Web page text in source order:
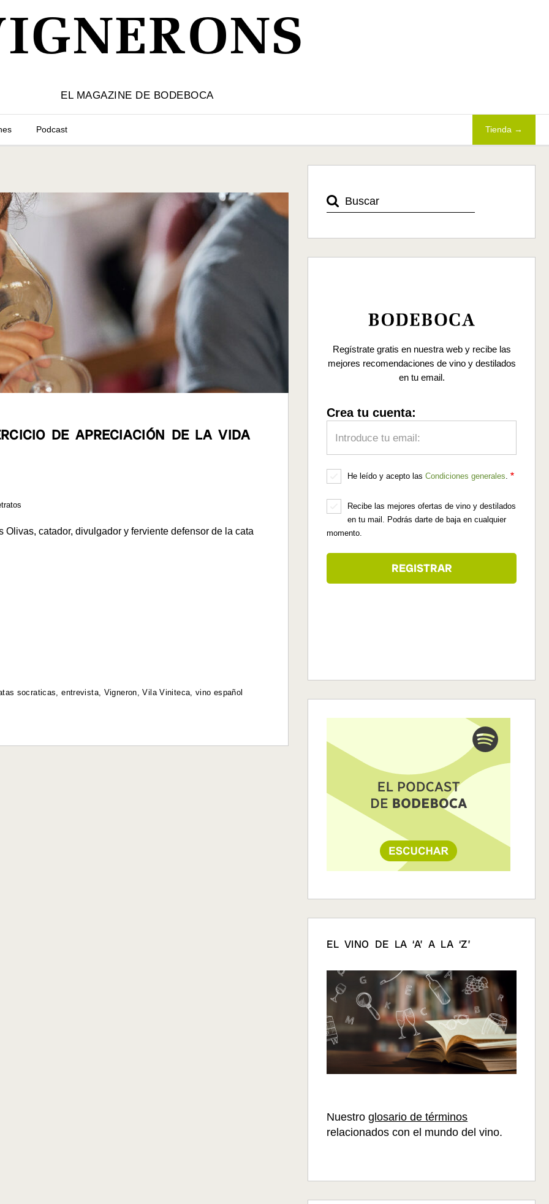
EL MAGAZINE DE BODEBOCA
Podcast Tienda
DE APRECIACIÓN DE LA VIDA
catador, divulgador y ferviente defensor de la cata
socraticas ,entrevista, Vigneron ,Vila Viniteca vino español
EL VINO DE LA ‘A’ A LA ‘Z’
Nuestroglosario de términos
relacionados con el mundo del vino.